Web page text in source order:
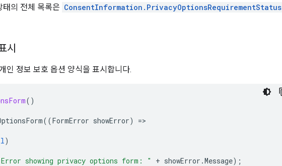
의 전체 목록은 ConsentInformation.PrivacyOptionsRequirementStatus
시
인 정보 보호 옵션 양식을 표시합니다.
()
((FormError showError) =
)
showing privacy options form: " + showError .Message);